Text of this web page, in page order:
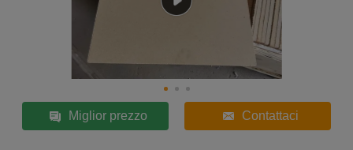
Miglior prezzo Contattaci